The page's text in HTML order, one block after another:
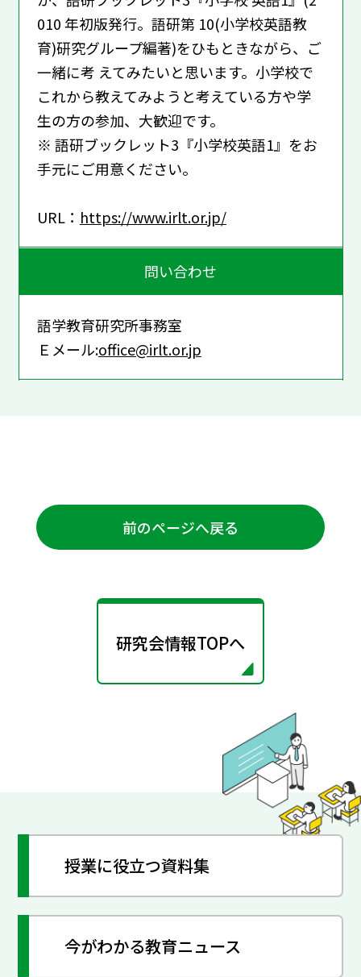
010 年初版発行。語研第 10(小学校英語教
育)研究グループ編著)をひもときながら、ご
一緒に考 えてみたいと思います。小学校で
これから教えてみようと考えている方や学
生の方の参加、大歓迎です。
※ 語研ブックレット3『小学校英語1』をお
手元にご用意ください。
URL： https://www.irlt.or.jp/
問い合わせ
語学教育研究所事務室
Ｅメール:office@irlt.or.jp
前のページへ戻る
研究会情報TOPへ
授業に役立つ資料集
今がわかる教育ニュース